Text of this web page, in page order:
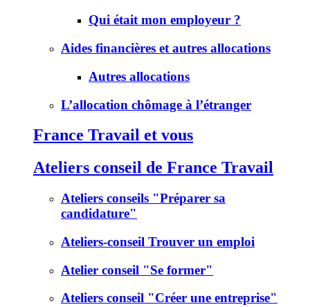
Qui était mon employeur ?
Aides financières et autres allocations
Autres allocations
L’allocation chômage à l’étranger
France Travail et vous
Ateliers conseil de France Travail
Ateliers conseils "Préparer sa
candidature"
Ateliers-conseil Trouver un emploi
Atelier conseil "Se former"
Ateliers conseil "Créer une entreprise"